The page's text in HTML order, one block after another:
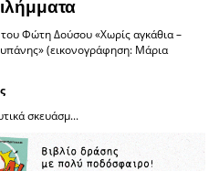
Φώτη Δούσου «Χωρίς αγκάθια –
(εικονογράφηση: Μάρια
σκευάσμ...